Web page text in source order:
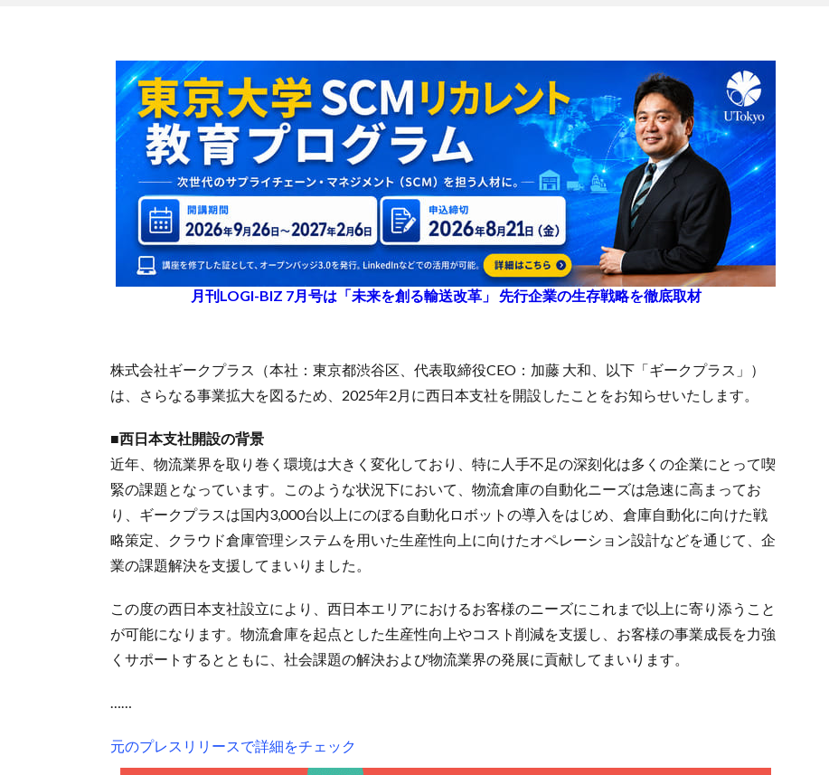
月刊LOGI-BIZ 7月号は「未来を創る輸送改革」 先行企業の生存戦略を徹底取材
株式会社ギークプラス（本社：東京都渋谷区、代表取締役CEO：加藤 大和、以下「ギークプラス」）
は、さらなる事業拡大を図るため、2025年2月に西日本支社を開設したことをお知らせいたします。
■西日本支社開設の背景
近年、物流業界を取り巻く環境は大きく変化しており、特に人手不足の深刻化は多くの企業にとって喫
緊の課題となっています。このような状況下において、物流倉庫の自動化ニーズは急速に高まってお
り、ギークプラスは国内3,000台以上にのぼる自動化ロボットの導入をはじめ、倉庫自動化に向けた戦
略策定、クラウド倉庫管理システムを用いた生産性向上に向けたオペレーション設計などを通じて、企
業の課題解決を支援してまいりました。
この度の西日本支社設立により、西日本エリアにおけるお客様のニーズにこれまで以上に寄り添うこと
が可能になります。物流倉庫を起点とした生産性向上やコスト削減を支援し、お客様の事業成長を力強
くサポートするとともに、社会課題の解決および物流業界の発展に貢献してまいります。
……
元のプレスリリースで詳細をチェック